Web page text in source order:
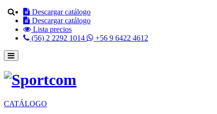
Descargar catálogo
Descargar catálogo
Lista precios
(56) 2 2292 1014
+56 9 6422 4612
CATÁLOGO